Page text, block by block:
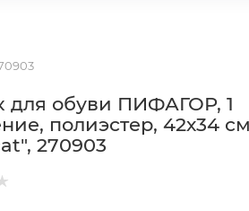
для обуви ПИФАГОР, 1
полиэстер, 42х34
270903